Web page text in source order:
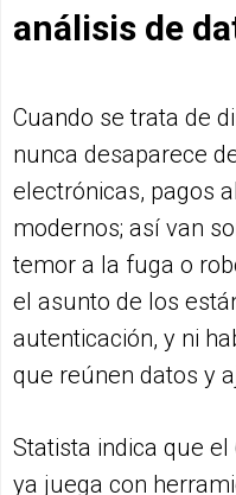
análisis de
Cuando se trata de
nunca desaparece
electrónicas, pagos
modernos; así van
temor a la fuga o
el asunto de los
autenticación, y ni
que reúnen datos y
Statista indica que
ya juega con